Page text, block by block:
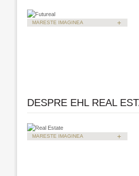
MARESTE IMAGINEA
DESPRE EHL REAL
MARESTE IMAGINEA